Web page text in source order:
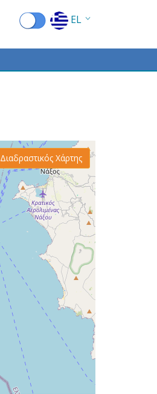
EL
EN
FR
ES
RU
CN
Διαδραστικός Χάρτης